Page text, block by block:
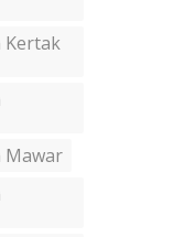
Kertak
Mawar